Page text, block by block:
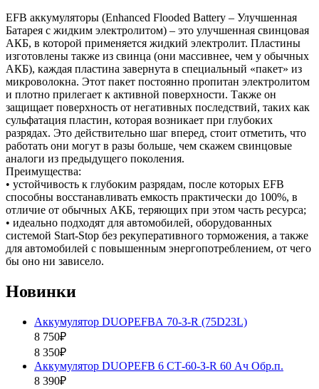
EFB аккумуляторы (Enhanced Flooded Battery – Улучшенная
Батарея с жидким электролитом) – это улучшенная свинцовая
АКБ, в которой применяется жидкий электролит. Пластины
изготовлены также из свинца (они массивнее, чем у обычных
АКБ), каждая пластина завернута в специальный «пакет» из
микроволокна. Этот пакет постоянно пропитан электролитом
и плотно прилегает к активной поверхности. Также он
защищает поверхность от негативных последствий, таких как
сульфатация пластин, которая возникает при глубоких
разрядах. Это действительно шаг вперед, стоит отметить, что
работать они могут в разы больше, чем скажем свинцовые
аналоги из предыдущего поколения.
Преимущества:
• устойчивость к глубоким разрядам, после которых EFB
способны восстанавливать емкость практически до 100%, в
отличие от обычных АКБ, теряющих при этом часть ресурса;
• идеально подходят для автомобилей, оборудованных
системой Start-Stop без рекуперативного торможения, а также
для автомобилей с повышенным энергопотреблением, от чего
бы оно ни зависело.
Новинки
Аккумулятор DUOPEFBА 70-З-R (75D23L)
8 750₽
8 350₽
Аккумулятор DUOPEFB 6 СТ-60-З-R 60 Ач Обр.п.
8 390₽